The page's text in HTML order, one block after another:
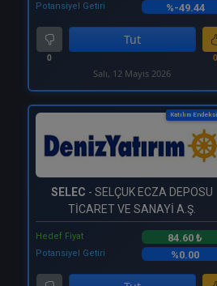
Potansiyel Getiri %-49.44
0
Tut
0
Salı, 12 Mayıs 2026
Katılım
SELEC - SELÇUK ECZA DEPOSU
TİCARET VE SANAYİ A.Ş.
Hedef Fiyat 84.60 ₺
Potansiyel Getiri %0.00